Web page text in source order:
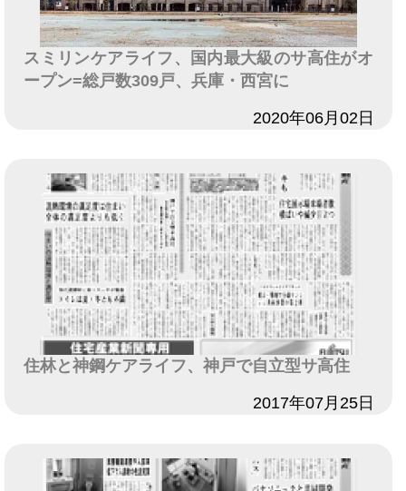
スミリンケアライフ、国内最大級のサ高住がオ
ープン=総戸数309戸、兵庫・西宮に
2020年06月02日
住林と神鋼ケアライフ、神戸で自立型サ高住
2017年07月25日